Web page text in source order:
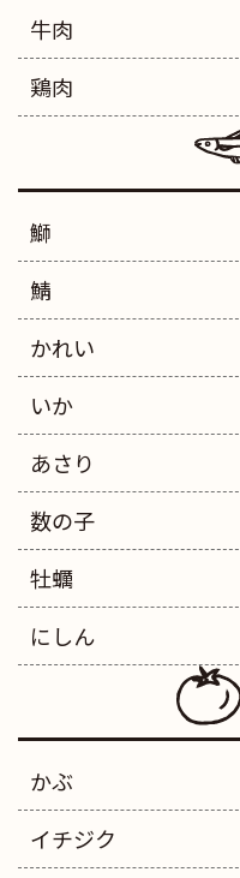
牛肉
鶏肉
鰤
鯖
かれい
いか
あさり
数の子
牡蠣
にしん
かぶ
イチジク